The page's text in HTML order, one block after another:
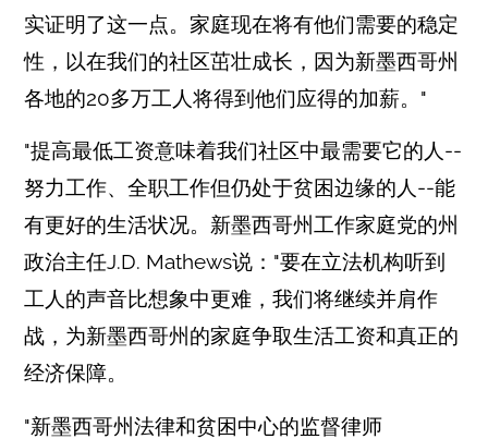
实证明了这一点。家庭现在将有他们需要的稳定
性，以在我们的社区茁壮成长，因为新墨西哥州
各地的20多万工人将得到他们应得的加薪。"
"提高最低工资意味着我们社区中最需要它的人--
努力工作、全职工作但仍处于贫困边缘的人--能
有更好的生活状况。新墨西哥州工作家庭党的州
政治主任J.D. Mathews说："要在立法机构听到
工人的声音比想象中更难，我们将继续并肩作
战，为新墨西哥州的家庭争取生活工资和真正的
经济保障。
"新墨西哥州法律和贫困中心的监督律师